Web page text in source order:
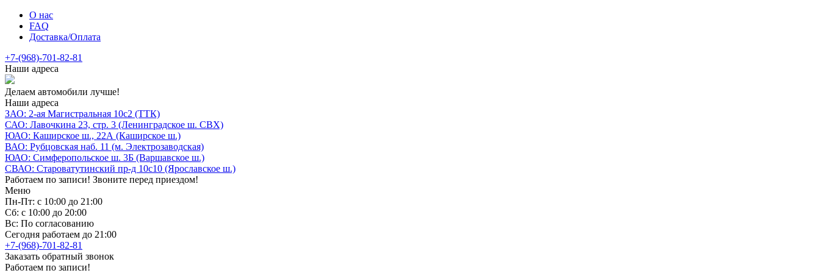
О нас
FAQ
Доставка/Оплата
+7-(968)-701-82-81
Наши адреса
Делаем автомобили лучше!
Наши адреса
ЗАО: 2-ая Магистральная 10с2 (ТТК)
САО: Лавочкина 23, стр. 3 (Ленинградское ш. СВХ)
ЮАО: Каширское ш., 22А (Каширское ш.)
ВАО: Рубцовская наб. 11 (м. Электрозаводская)
ЮАО: Симферопольское ш. 3Б (Варшавское ш.)
СВАО: Староватутинский пр-д 10с10 (Ярославское ш.)
Работаем по записи! Звоните перед приездом!
Меню
Пн-Пт: с 10:00 до 21:00
Сб: с 10:00 до 20:00
Вс: По согласованию
Сегодня работаем до 21:00
+7-(968)-701-82-81
Заказать обратный звонок
Работаем по записи!